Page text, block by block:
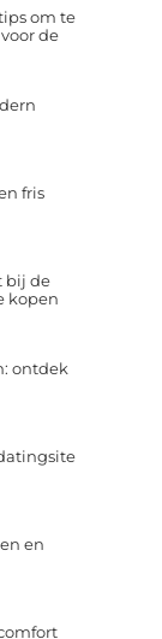
om te
de
fris
bij de
kopen
ontdek
en